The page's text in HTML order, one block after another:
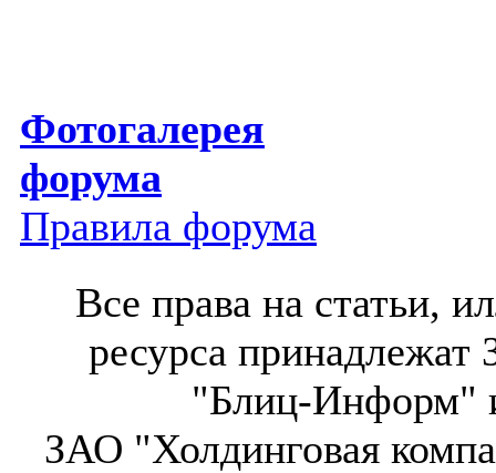
Фотогалерея
форума
Правила форума
Все права на статьи,
ресурса
"Блиц-Информ"
ЗАО "Холдинговая